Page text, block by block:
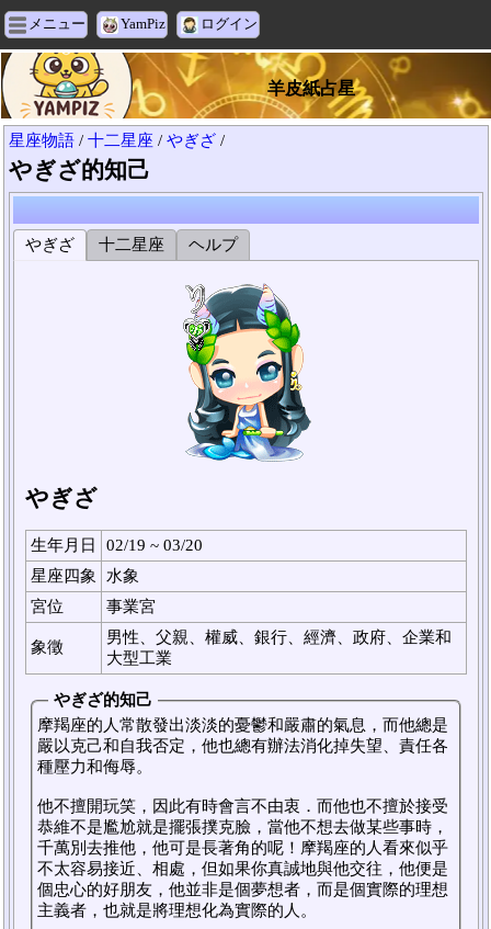
メニュー YamPiz ログイン
羊皮紙占星
星座物語 / 十二星座 / やぎざ /
やぎざ的知己
やぎざ 十二星座 ヘルプ
やぎざ
生年月日
02/19 ~ 03/20
星座四象
水象
宮位
事業宮
象徵
男性、父親、權威、銀行、經濟、政府、企業和
大型工業
やぎざ的知己
摩羯座的人常散發出淡淡的憂鬱和嚴肅的氣息，而他總是
嚴以克己和自我否定，他也總有辦法消化掉失望、責任各
種壓力和侮辱。
他不擅開玩笑，因此有時會言不由衷．而他也不擅於接受
恭維不是尷尬就是擺張撲克臉，當他不想去做某些事時，
千萬別去推他，他可是長著角的呢！摩羯座的人看來似乎
不太容易接近、相處，但如果你真誠地與他交往，他便是
個忠心的好朋友，他並非是個夢想者，而是個實際的理想
主義者，也就是將理想化為實際的人。